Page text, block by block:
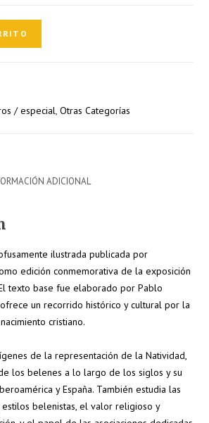
/ especial,Otras Categorías
ADICIONAL
ilustrada publicada por
edición conmemorativa de la exposición
texto base fue elaborado por Pablo
un recorrido histórico y cultural por la
cristiano.
de la representación de la Natividad,
los belenes a lo largo de los siglos y su
y España. También estudia las
belenistas, el valor religioso y